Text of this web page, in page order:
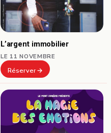
L’argent immobilier
LE 11 NOVEMBRE
Réserver